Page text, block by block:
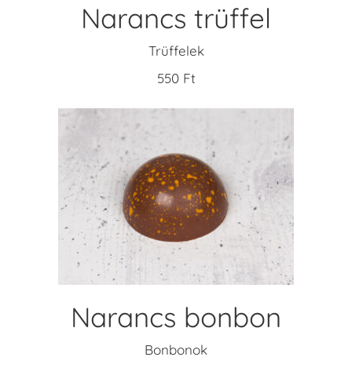
Narancs trüffel
Trüffelek
550 Ft
KOSÁRBA TESZEM
Narancs bonbon
Bonbonok